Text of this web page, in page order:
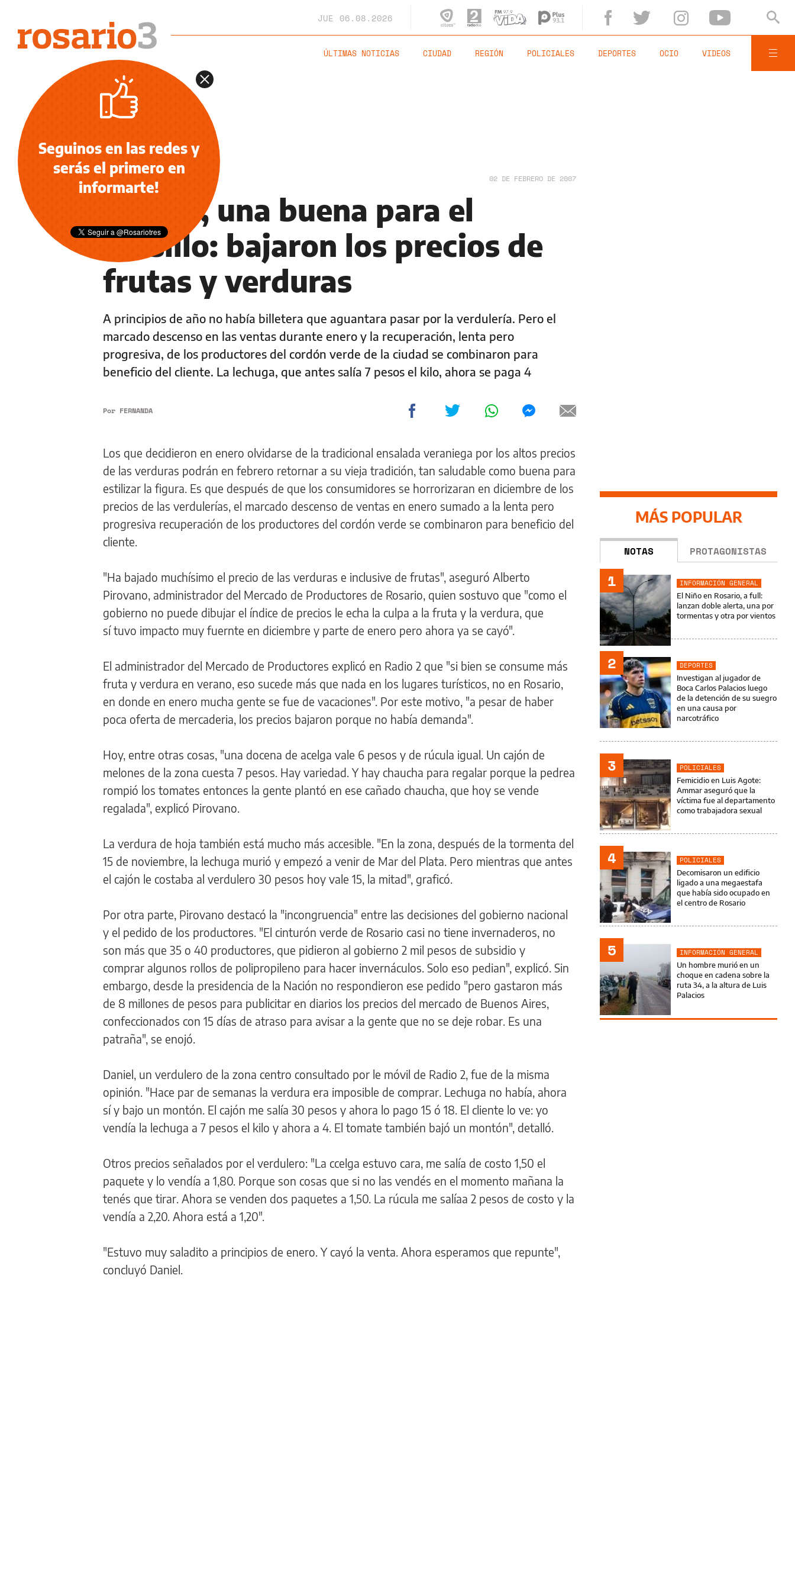
JUE 06.08.2026
ÚLTIMAS NOTICIAS CIUDAD REGIÓN POLICIALES DEPORTES OCIO VIDEOS
NOTICIAS 02 DE FEBRERO DE 2007
Por fin, una buena para el
bolsillo: bajaron los precios de
frutas y verduras
A principios de año no había billetera que aguantara pasar por la verdulería. Pero el
marcado descenso en las ventas durante enero y la recuperación, lenta pero
progresiva, de los productores del cordón verde de la ciudad se combinaron para
beneficio del cliente. La lechuga, que antes salía 7 pesos el kilo, ahora se paga 4
Por FERNANDA
Los que decidieron en enero olvidarse de la tradicional ensalada veraniega por los altos precios
de las verduras podrán en febrero retornar a su vieja tradición, tan saludable como buena para
estilizar la figura. Es que después de que los consumidores se horrorizaran en diciembre de los
precios de las verdulerías, el marcado descenso de ventas en enero sumado a la lenta pero
progresiva recuperación de los productores del cordón verde se combinaron para beneficio del
cliente.
"Ha bajado muchísimo el precio de las verduras e inclusive de frutas", aseguró Alberto
Pirovano, administrador del Mercado de Productores de Rosario, quien sostuvo que "como el
gobierno no puede dibujar el índice de precios le echa la culpa a la fruta y la verdura, que
sí tuvo impacto muy fuernte en diciembre y parte de enero pero ahora ya se cayó".
El administrador del Mercado de Productores explicó en Radio 2 que "si bien se consume más
fruta y verdura en verano, eso sucede más que nada en los lugares turísticos, no en Rosario,
en donde en enero mucha gente se fue de vacaciones". Por este motivo, "a pesar de haber
poca oferta de mercaderia, los precios bajaron porque no había demanda".
Hoy, entre otras cosas, "una docena de acelga vale 6 pesos y de rúcula igual. Un cajón de
melones de la zona cuesta 7 pesos. Hay variedad. Y hay chaucha para regalar porque la pedrea
rompió los tomates entonces la gente plantó en ese cañado chaucha, que hoy se vende
regalada", explicó Pirovano.
La verdura de hoja también está mucho más accesible. "En la zona, después de la tormenta del
15 de noviembre, la lechuga murió y empezó a venir de Mar del Plata. Pero mientras que antes
el cajón le costaba al verdulero 30 pesos hoy vale 15, la mitad", graficó.
Por otra parte, Pirovano destacó la "incongruencia" entre las decisiones del gobierno nacional
y el pedido de los productores. "El cinturón verde de Rosario casi no tiene invernaderos, no
son más que 35 o 40 productores, que pidieron al gobierno 2 mil pesos de subsidio y
comprar algunos rollos de polipropileno para hacer invernáculos. Solo eso pedian", explicó. Sin
embargo, desde la presidencia de la Nación no respondieron ese pedido "pero gastaron más
de 8 millones de pesos para publicitar en diarios los precios del mercado de Buenos Aires,
confeccionados con 15 días de atraso para avisar a la gente que no se deje robar. Es una
patraña", se enojó.
Daniel, un verdulero de la zona centro consultado por le móvil de Radio 2, fue de la misma
opinión. "Hace par de semanas la verdura era imposible de comprar. Lechuga no había, ahora
sí y bajo un montón. El cajón me salía 30 pesos y ahora lo pago 15 ó 18. El cliente lo ve: yo
vendía la lechuga a 7 pesos el kilo y ahora a 4. El tomate también bajó un montón", detalló.
Otros precios señalados por el verdulero: "La ccelga estuvo cara, me salía de costo 1,50 el
paquete y lo vendía a 1,80. Porque son cosas que si no las vendés en el momento mañana la
tenés que tirar. Ahora se venden dos paquetes a 1,50. La rúcula me salíaa 2 pesos de costo y la
vendía a 2,20. Ahora está a 1,20".
"Estuvo muy saladito a principios de enero. Y cayó la venta. Ahora esperamos que repunte",
concluyó Daniel.
MÁS POPULAR
NOTAS PROTAGONISTAS
1
INFORMACIÓN GENERAL
El Niño en Rosario, a full:
lanzan doble alerta, una por
tormentas y otra por vientos
2
DEPORTES
Investigan al jugador de
Boca Carlos Palacios luego
de la detención de su suegro
en una causa por
narcotráfico
3
POLICIALES
Femicidio en Luis Agote:
Ammar aseguró que la
víctima fue al departamento
como trabajadora sexual
4
POLICIALES
Decomisaron un edificio
ligado a una megaestafa
que había sido ocupado en
el centro de Rosario
5
INFORMACIÓN GENERAL
Un hombre murió en un
choque en cadena sobre la
ruta 34, a la altura de Luis
Palacios
Seguinos en las redes y
serás el primero en
informarte!